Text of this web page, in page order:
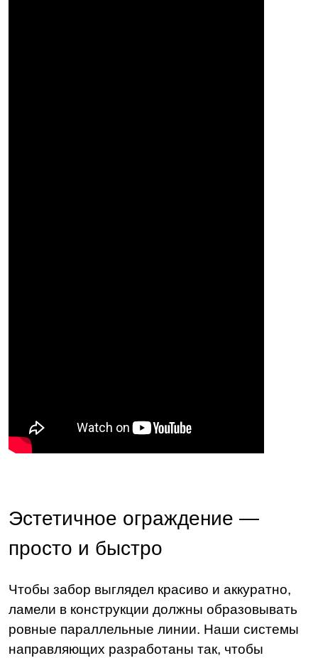
Эстетичное ограждение —
просто и быстро
Чтобы забор выглядел красиво и аккуратно,
ламели в конструкции должны образовывать
ровные параллельные линии. Наши системы
направляющих разработаны так, чтобы